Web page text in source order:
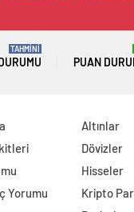
TAHMİNİ
PUAN
Yorumu
Altınlar
Dövizler
Hisseler
Kripto